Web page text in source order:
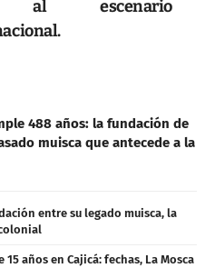
al escenario
488 años: la fundación de
muisca que antecede a la
entre su legado muisca, la
años en Cajicá: fechas, La Mosca